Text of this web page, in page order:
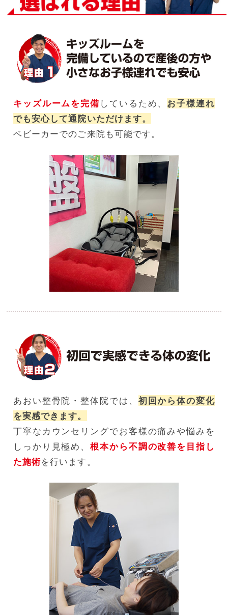
キッズルームを完備しているため、 お子様連れ
でも安心して通院いただけます。
ベビーカーでのご来院も可能です。
あおい整骨院・整体院では、 初回から体の変化
を実感できます。
丁寧なカウンセリングでお客様の痛みや悩みを
しっかり見極め、根本から不調の改善を目指し
た施術を行います。